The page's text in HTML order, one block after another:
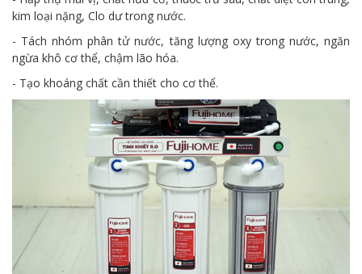
kim loại nặng, Clo dư trong nước.
- Tách nhóm phân tử nước, tăng lượng oxy trong nước, ngăn
ngừa khô cơ thể, chậm lão hóa.
- Tạo khoáng chất cần thiết cho cơ thể.